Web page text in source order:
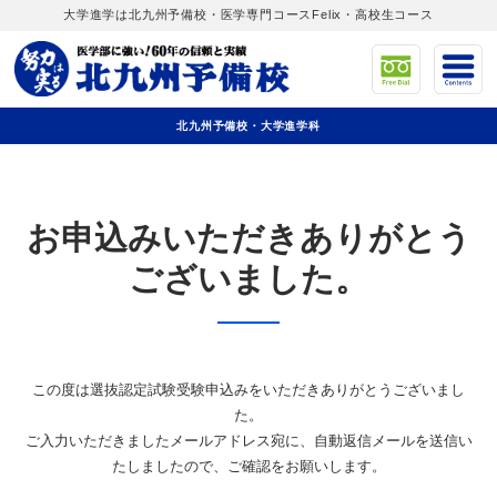
大学進学は北九州予備校・医学専門コースFelix・高校生コース
北九州予備校・大学進学科
お申込みいただきありがとう
ございました。
この度は選抜認定試験受験申込みをいただきありがとうございまし
た。
ご入力いただきましたメールアドレス宛に、自動返信メールを送信い
たしましたので、ご確認をお願いします。